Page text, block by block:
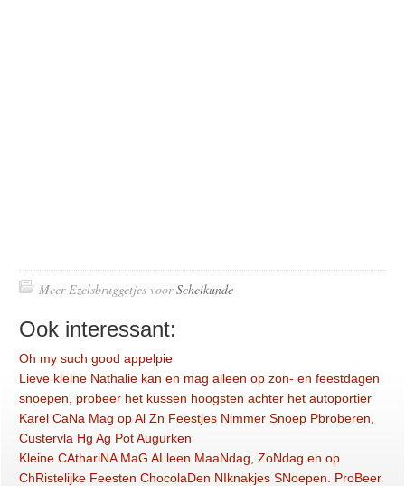
Meer Ezelsbruggetjes voorScheikunde
Ook interessant:
Oh my such good appelpie
Lieve kleine Nathalie kan en mag alleen op zon- en feestdagen
snoepen, probeer het kussen hoogsten achter het autoportier
Karel CaNa Mag op Al Zn Feestjes Nimmer Snoep Pbroberen,
Custervla Hg Ag Pot Augurken
Kleine CAthariNA MaG ALleen MaaNdag, ZoNdag en op
ChRistelijke Feesten ChocolaDen NIknakjes SNoepen. ProBeer